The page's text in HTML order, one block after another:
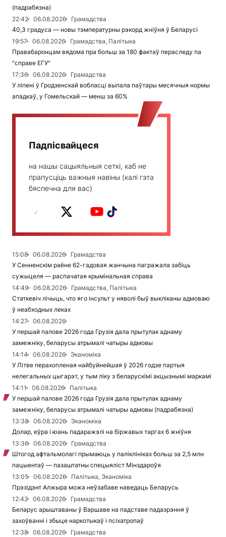
(падрабязна)
22:42
06.08.2026
Грамадства
40,3 градуса — новы тэмпературны рэкорд жніўня ў Беларусі
19:57
06.08.2026
Грамадства, Палітыка
Правабаронцам вядома пра больш за 180 фактаў пераследу па
"справе ЕГУ"
17:36
06.08.2026
Грамадства
У ліпені ў Гродзенскай вобласці выпала паўтары месячныя нормы
ападкаў, у Гомельскай — менш за 60%
Падпісвайцеся
на нашы сацыяльныя сеткі, каб не
прапусціць важныя навіны (калі гэта
бяспечна для вас)
15:08 06.08.2026
Грамадства
У Сенненскім раёне 62-гадовая жанчына пагражала забіць
сужыцеля — распачатая крымінальная справа
14:49
06.08.2026
Грамадства, Палітыка
Статкевіч лічыць, что яго інсульт у няволі быў выкліканы адмоваю
ў неабходных леках
14:27
06.08.2026
У першай палове 2026 года Грузія дала прытулак аднаму
замежніку, беларусы атрымалі чатыры адмовы
14:14
06.08.2026
Эканоміка
У Літве перахопленая найбуйнейшая ў 2026 годзе партыя
нелегальных цыгарэт, у тым ліку з беларускімі акцызнымі маркамі
14:11
06.08.2026
Палітыка
У першай палове 2026 года Грузія дала прытулак аднаму
замежніку, беларусы атрымалі чатыры адмовы (падрабязна)
13:38
06.08.2026
Эканоміка
Долар, еўра і юань падаражэлі на біржавых таргах 6 жніўня
13:36
06.08.2026
Грамадства
Штогод афтальмолагі прымаюць у паліклініках больш за 2,5 млн
пацыентаў — пазаштатны спецыяліст Мінздароўя
13:05
06.08.2026
Палітыка, Эканоміка
Прэзідэнт Алжыра можа неўзабаве наведаць Беларусь
12:42
06.08.2026
Грамадства
Беларус арыштаваны ў Варшаве на падставе падазрэння ў
захоўванні і збыце наркотыкаў і псіхатропаў
12:38
06.08.2026
Грамадства